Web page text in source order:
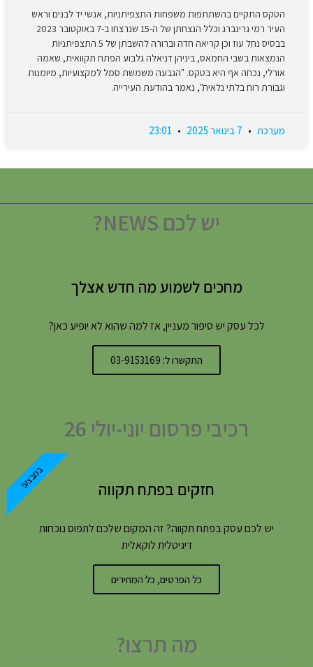
הטקס התקיים בהשתתפות משפחות התצפיתניות, אנשי יד לבנים וראש
העיר רמי גרינברג וכלל הנצחתן של ה-15 שנרצחו ב-7 באוקטובר 2023
בבסיס נחל עוז וכן קריאה חדה וברורה להשבתן של 5 התצפיתניות
הנמצאות בשבי החמאס, ביניהן דניאלה גלבוע הפתח תקוואית, שאמה
אורלי, נכחה אף היא בטקס. "הגבעה משמשת סמל למקצועיות, מיומנות
וגבורת רוח בלתי נלאית", נאמר בהודעת העירייה.
מערכת
יש לכם NEWS?
מחכים לשמוע מה חדש אצלך
לכל עסק יש סיפור מעניין, אז למה שהוא לא יופיע כאן?
התקשרו ל: 03-9153169
רכיבי פרסום יוני-יולי 26
חזקים בפתח תקווה
יש לכם עסק בפתח תקווה? זה המקום שלכם לתפוס נוכחות
דיגיטלית לוקאלית
כל הפרטים, כל המחירים
במבצע!
מה תרצו?